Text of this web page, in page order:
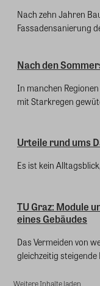
Nach zehn Jahren
Fassadensanierung
Nach den
In manchen
mit Starkregen
Urteile rund ums
Es ist kein
TU Graz: Module
eines Gebäudes
Das Vermeiden von
gleichzeitig steigende
Weitere Inhalte laden